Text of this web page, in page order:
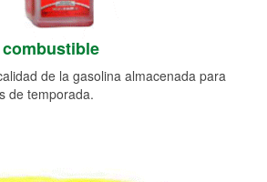
de la gasolina almacenada para
de temporada.